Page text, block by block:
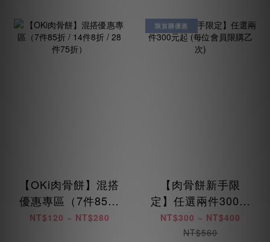
【OKi肉骨餅】混搭
優惠專區（7件85折
/ 14件8折 / 28件75
NT$120 ~ NT$280
限首購優惠
【肉骨餅新手限
定】任選兩件300元
起 (每位會員限購乙
次)
NT$300 ~ NT$400
NT$560